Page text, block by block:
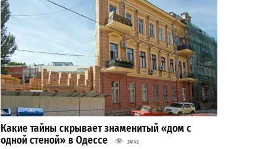
Какие тайны скрывает знаменитый «дом с
одной стеной» в Одессе
34143